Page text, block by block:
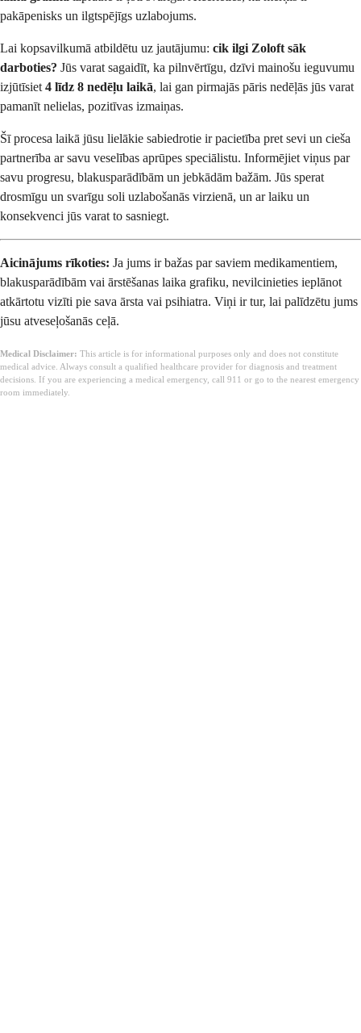
pakāpenisks un ilgtspējīgs uzlabojums.
Lai kopsavilkumā atbildētu uz jautājumu: cik ilgi Zoloft sāk
darboties? Jūs varat sagaidīt, ka pilnvērtīgu, dzīvi mainošu ieguvumu
izjūtīsiet 4 līdz 8 nedēļu laikā, lai gan pirmajās pāris nedēļās jūs varat
pamanīt nelielas, pozitīvas izmaiņas.
Šī procesa laikā jūsu lielākie sabiedrotie ir pacietība pret sevi un cieša
partnerība ar savu veselības aprūpes speciālistu. Informējiet viņus par
savu progresu, blakusparādībām un jebkādām bažām. Jūs sperat
drosmīgu un svarīgu soli uzlabošanās virzienā, un ar laiku un
konsekvenci jūs varat to sasniegt.
Aicinājums rīkoties: Ja jums ir bažas par saviem medikamentiem,
blakusparādībām vai ārstēšanas laika grafiku, nevilcinieties ieplānot
atkārtotu vizīti pie sava ārsta vai psihiatra. Viņi ir tur, lai palīdzētu jums
jūsu atveseļošanās ceļā.
Medical Disclaimer: This article is for informational purposes only and does not constitute
medical advice. Always consult a qualified healthcare provider for diagnosis and treatment
decisions. If you are experiencing a medical emergency, call 911 or go to the nearest emergency
room immediately.